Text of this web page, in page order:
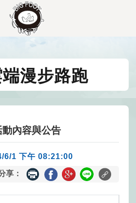
漫步路跑
內容與公告
6/1 下午 08:21:00
享：